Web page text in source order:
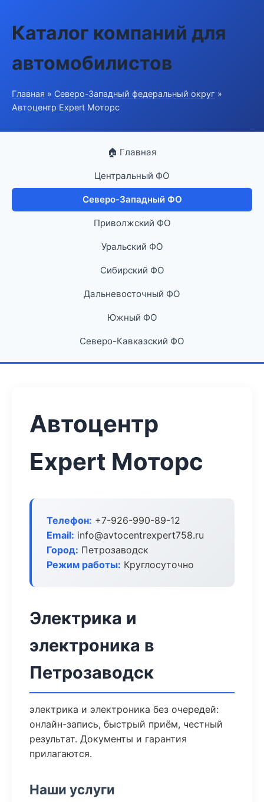
Каталог компаний для
автомобилистов
Главная » Северо-Западный федеральный округ »
Автоцентр Expert Моторс
🏠 Главная
Центральный ФО
Северо-Западный ФО
Приволжский ФО
Уральский ФО
Сибирский ФО
Дальневосточный ФО
Южный ФО
Северо-Кавказский ФО
Автоцентр
Expert Моторс
Телефон: +7-926-990-89-12
Email: info@avtocentrexpert758.ru
Город: Петрозаводск
Режим работы: Круглосуточно
Электрика и
электроника в
Петрозаводск
электрика и электроника без очередей:
онлайн-запись, быстрый приём, честный
результат. Документы и гарантия
прилагаются.
Наши услуги